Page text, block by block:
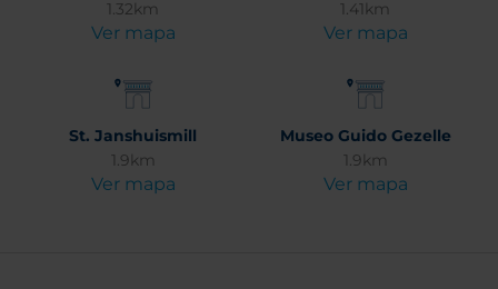
1.32km
Ver mapa
1.41km
Ver mapa
St. Janshuismill
1.9km
Ver mapa
Museo Guido Gezelle
1.9km
Ver mapa